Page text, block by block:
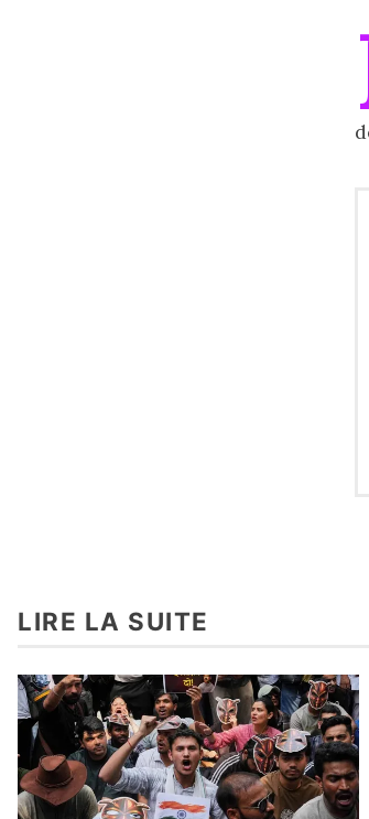
LIRE LA SUITE